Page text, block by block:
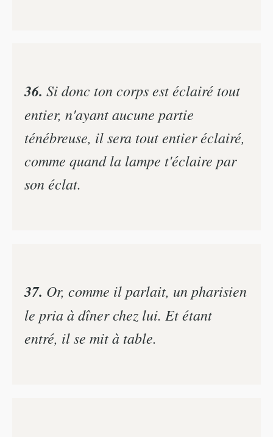
36. Si donc ton corps est éclairé tout
entier, n'ayant aucune partie
ténébreuse, il sera tout entier éclairé,
comme quand la lampe t'éclaire par
son éclat.
37. Or, comme il parlait, un pharisien
le pria à dîner chez lui. Et étant
entré, il se mit à table.